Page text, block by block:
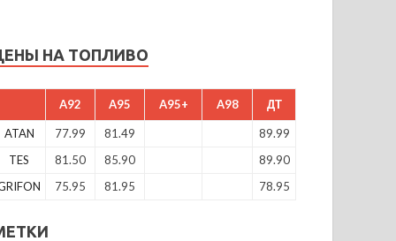
НА ТОПЛИВО
A92 A95 A95+ A98 ДТ
ATAN 77.99 81.49
89.99
TES
81.50 85.90
89.90
75.95 81.95 78.95